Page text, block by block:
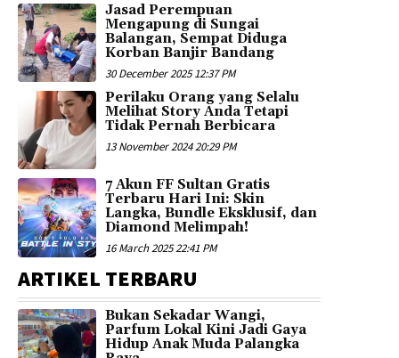
Jasad Perempuan
Mengapung di Sungai
Balangan, Sempat Diduga
Korban Banjir Bandang
30 December 2025 12:37 PM
Perilaku Orang yang Selalu
Melihat Story Anda Tetapi
Tidak Pernah Berbicara
13 November 2024 20:29 PM
7 Akun FF Sultan Gratis
Terbaru Hari Ini: Skin
Langka, Bundle Eksklusif, dan
Diamond Melimpah!
16 March 2025 22:41 PM
ARTIKEL TERBARU
Bukan Sekadar Wangi,
Parfum Lokal Kini Jadi Gaya
Hidup Anak Muda Palangka